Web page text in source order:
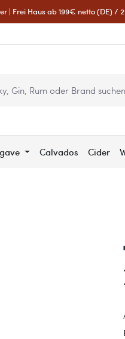
| Frei Haus ab 199€ netto (DE) /
Calvados Cider